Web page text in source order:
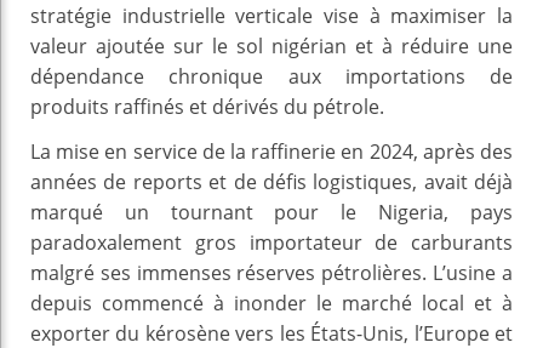
stratégie industrielle verticale vise à maximiser la
valeur ajoutée sur le sol nigérian et à réduire une
dépendance chronique aux importations de
produits raffinés et dérivés du pétrole.
La mise en service de la raffinerie en 2024, après des
années de reports et de défis logistiques, avait déjà
marqué un tournant pour le Nigeria, pays
paradoxalement gros importateur de carburants
malgré ses immenses réserves pétrolières. L’usine a
depuis commencé à inonder le marché local et à
exporter du kérosène vers les États-Unis, l’Europe et